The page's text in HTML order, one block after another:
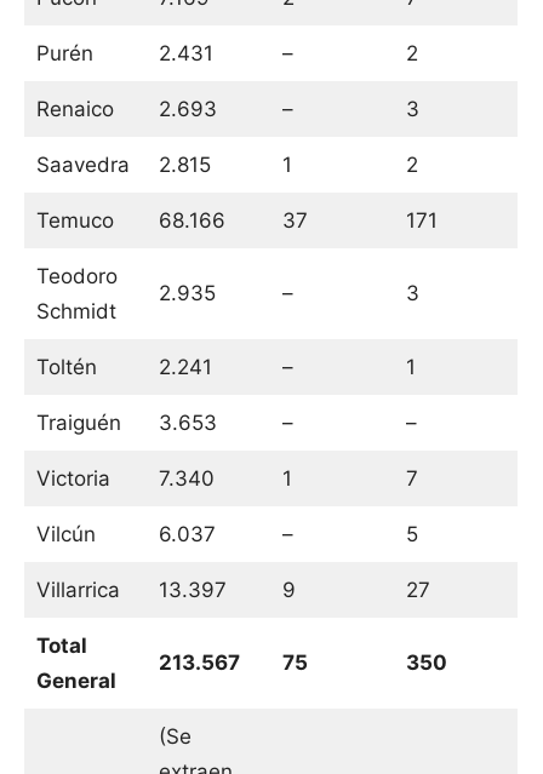
Purén 2.431 – 2
Renaico 2.693 – 3
Saavedra 2.815 1 2
Temuco 68.166 37 171
Teodoro
Schmidt
2.935 – 3
Toltén 2.241 – 1
Traiguén 3.653 – –
Victoria 7.340 1 7
Vilcún 6.037 – 5
Villarrica 13.397 9 27
Total
General
213.567 75 350
(Se